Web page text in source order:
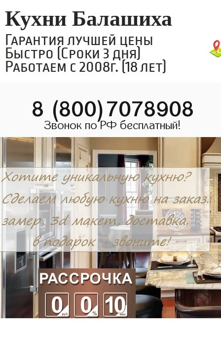
Кухни Балашиха
Гарантия лучшей цены
Быстро (Сроки 3 дня)
Работаем с 2008г. (18 лет)
8 (800)7078908
Звонок по РФ бесплатный!